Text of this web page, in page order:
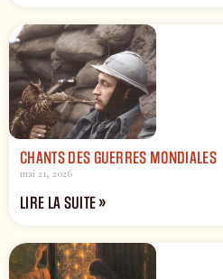
CHANTS DES GUERRES MONDIALES
mai 21, 2026
LIRE LA SUITE »